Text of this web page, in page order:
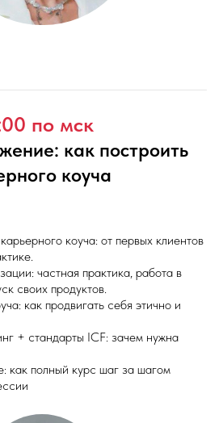
по мск
как построить
коуча
коуча: от первых клиентов
частная практика, работа в
своих продуктов.
как продвигать себя этично и
+ стандарты ICF: зачем нужна
как полный курс шаг за шагом